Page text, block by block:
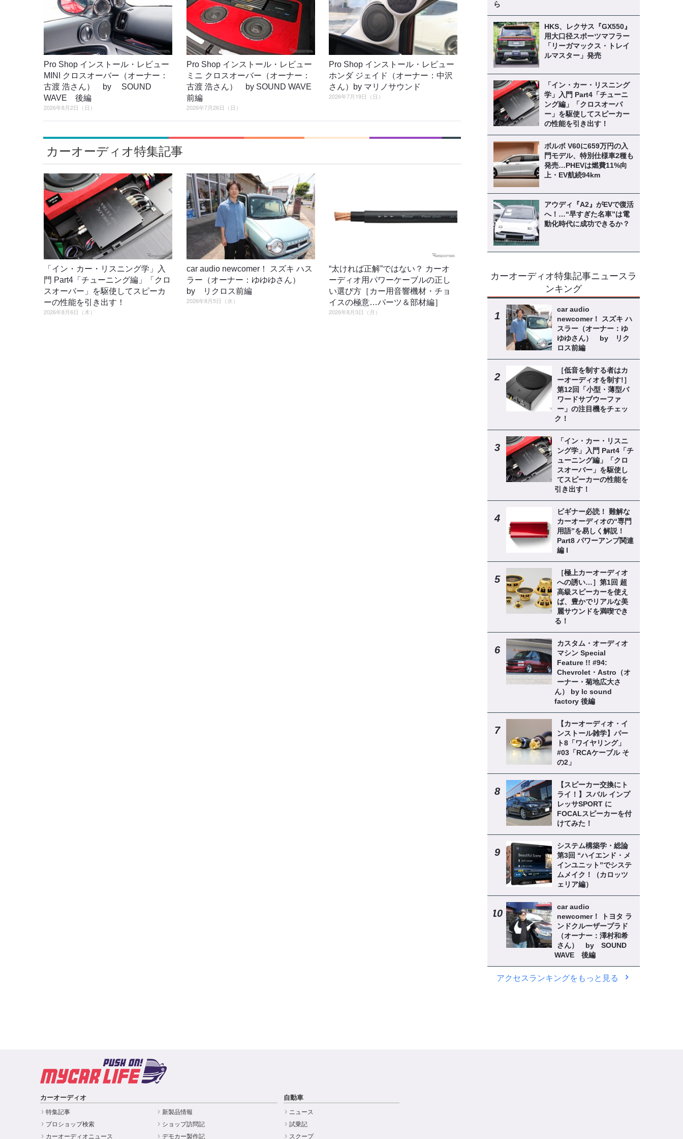
Pro Shop インストール・レビュー
MINI クロスオーバー（オーナー：
古渡 浩さん） by SOUND
WAVE 後編
2026年8月2日（日）
Pro Shop インストール・レビュー
ミニ クロスオーバー（オーナー：
古渡 浩さん） by SOUND WAVE
前編
2026年7月26日（日）
Pro Shop インストール・レビュー
ホンダ ジェイド（オーナー：中沢
さん）by マリノサウンド
2026年7月19日（日）
カーオーディオ特集記事
「イン・カー・リスニング学」入
門 Part4「チューニング編」「クロ
スオーバー」を駆使してスピーカ
ーの性能を引き出す！
2026年8月6日（木）
car audio newcomer！ スズキ ハス
ラー（オーナー：ゆゆゆさん）
by リクロス前編
2026年8月5日（水）
“太ければ正解”ではない？ カーオ
ーディオ用パワーケーブルの正し
い選び方［カー用音響機材・チョ
イスの極意…パーツ＆部材編］
2026年8月3日（月）
ら
HKS、レクサス『GX550』
用大口径スポーツマフラー
「リーガマックス・トレイ
ルマスター」発売
「イン・カー・リスニング
学」入門 Part4「チューニ
ング編」「クロスオーバ
ー」を駆使してスピーカー
の性能を引き出す！
ボルボ V60に659万円の入
門モデル、特別仕様車2種も
発売…PHEVは燃費11%向
上・EV航続94km
アウディ『A2』がEVで復活
へ！…“早すぎた名車”は電
動化時代に成功できるか？
カーオーディオ特集記事ニュースラ
ンキング
car audio
newcomer！ スズキ ハ
スラー（オーナー：ゆ
ゆゆさん） by リク
ロス前編
［低音を制する者はカ
ーオーディオを制す!］
第12回「小型・薄型パ
ワードサブウーファ
ー」の注目機をチェッ
ク！
「イン・カー・リスニ
ング学」入門 Part4「チ
ューニング編」「クロ
スオーバー」を駆使し
てスピーカーの性能を
引き出す！
ビギナー必読！ 難解な
カーオーディオの“専門
用語”を易しく解説！
Part8 パワーアンプ関連
編 l
［極上カーオーディオ
への誘い…］第1回 超
高級スピーカーを使え
ば、豊かでリアルな美
麗サウンドを満喫でき
る！
カスタム・オーディオ
マシン Special
Feature !! #94:
Chevrolet・Astro（オ
ーナー・菊地広大さ
ん） by lc sound
factory 後編
【カーオーディオ・イ
ンストール雑学】パー
ト8「ワイヤリング」
#03「RCAケーブル そ
の2」
【スピーカー交換にト
ライ！】スバル インプ
レッサSPORT に
FOCALスピーカーを付
けてみた！
システム構築学・総論
第3回 “ハイエンド・メ
インユニット”でシステ
ムメイク！（カロッツ
ェリア編）
car audio
newcomer！ トヨタ ラ
ンドクルーザープラド
（オーナー：澤村和希
さん） by SOUND
WAVE 後編
アクセスランキングをもっと見る
カーオーディオ
特集記事
新製品情報
プロショップ検索
ショップ訪問記
カーオーディオニュース
デモカー製作記
自動車
ニュース
試乗記
スクープ